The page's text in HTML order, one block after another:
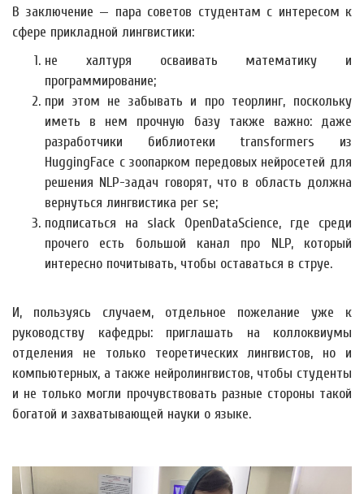
В заключение — пара советов студентам с интересом к
сфере прикладной лингвистики:
не халтуря осваивать математику и
программирование;
при этом не забывать и про теорлинг, поскольку
иметь в нем прочную базу также важно: даже
разработчики библиотеки transformers из
HuggingFace с зоопарком передовых нейросетей для
решения NLP-задач говорят, что в область должна
вернуться лингвистика per se;
подписаться на slack OpenDataScience, где среди
прочего есть большой канал про NLP, который
интересно почитывать, чтобы оставаться в струе.
И, пользуясь случаем, отдельное пожелание уже к
руководству кафедры: приглашать на коллоквиумы
отделения не только теоретических лингвистов, но и
компьютерных, а также нейролингвистов, чтобы студенты
и не только могли прочувствовать разные стороны такой
богатой и захватывающей науки о языке.